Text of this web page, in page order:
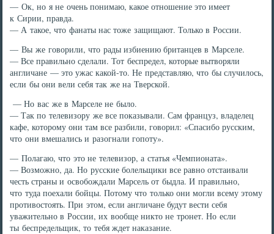
— Ок, но я не очень понимаю, какое отношение это имеет
к Сирии, правда.
— А такое, что фанаты нас тоже защищают. Только в России.
— Вы же говорили, что рады избиению британцев в Марселе.
— Все правильно сделали. Тот беспредел, которые вытворяли
англичане — это ужас какой-то. Не представляю, что бы случилось,
если бы они вели себя так же на Тверской.
— Но вас же в Марселе не было.
— Так по телевизору же все показывали. Сам француз, владелец
кафе, которому они там все разбили, говорил: «Спасибо русским,
что они вмешались и разогнали гопоту».
— Полагаю, что это не телевизор, а статья «Чемпионата».
— Возможно, да. Но русские болельщики все равно отстаивали
честь страны и освобождали Марсель от быдла. И правильно,
что туда поехали бойцы. Потому что только они могли всему этому
противостоять. При этом, если англичане будут вести себя
уважительно в России, их вообще никто не тронет. Но если
ты беспредельщик, то тебя ждет наказание.